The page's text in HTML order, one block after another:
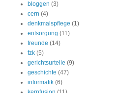
bloggen (3)
cern (4)
denkmalspflege (1)
entsorgung (11)
freunde (14)
fzk (5)
gerichtsurteile (9)
geschichte (47)
informatik (6)